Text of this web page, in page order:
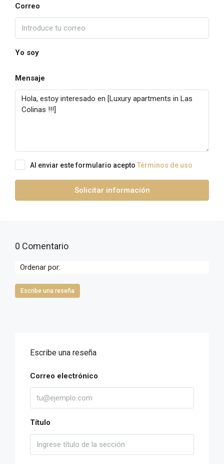
Correo
Yo soy
Mensaje
Al enviar este formulario acepto Términos de uso
Solicitar información
0 Comentario
Ordenar por:
Escribe una reseña
Escribe una reseña
Correo electrónico
Título